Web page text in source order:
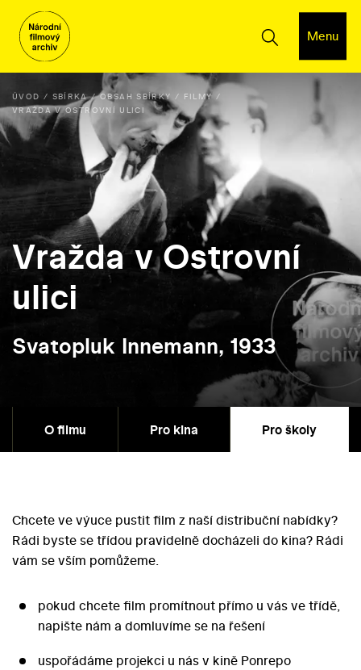
Menu
ÚVOD SBÍRKA OBSAH SBÍRKY
FILMY
VRAŽDA V OSTROVNÍ ULICI
Vražda v Ostrovní
ulici
Svatopluk Innemann, 1933
O filmu Pro kina Pro školy
Chcete ve výuce pustit film z naší distribuční nabídky?
Rádi byste se třídou pravidelně docházeli do kina? Rádi
vám se vším pomůžeme.
pokud chcete film promítnout přímo u vás ve třídě,
napište nám a domluvíme se na řešení
uspořádáme projekci u nás v kině Ponrepo